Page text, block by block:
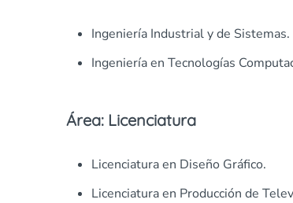
Ingeniería Industrial y de Sistemas.
Ingeniería en Tecnologías
Área: Licenciatura
Licenciatura en Diseño Gráfico.
Licenciatura en Producción de